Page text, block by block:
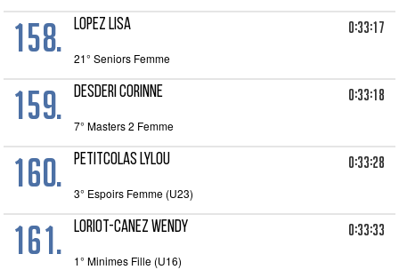
158. LOPEZ LISA 0:33:17
21° Seniors Femme
159. DESDERI CORINNE 0:33:18
7° Masters 2 Femme
160. PETITCOLAS LYLOU 0:33:28
3° Espoirs Femme (U23)
161. LORIOT-CANEZ WENDY 0:33:33
1° Minimes Fille (U16)